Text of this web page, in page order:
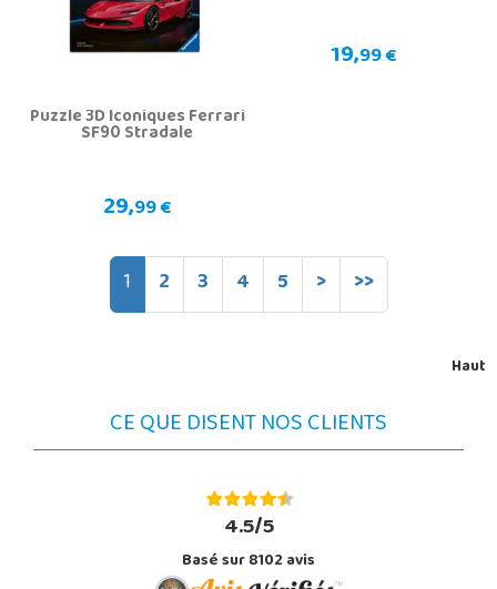
Puzzle 3D Iconiques Ferrari
SF90 Stradale
29,99 €
19,99 €
1 2 3 4 5 > >>
Haut
CE QUE DISENT NOS CLIENTS
4.5/5
Basé sur 8102 avis